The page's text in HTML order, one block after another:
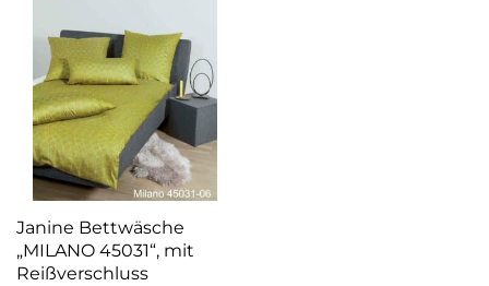
Janine Bettwäsche
„MILANO 45031“, mit
Reißverschluss